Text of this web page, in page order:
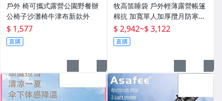
戶外 椅可攜式露營公園野餐辦
公椅子沙灘椅牛津布新款外
$ 1,577
直購
牧高笛睡袋 戶外輕薄露營帳篷
棉抗 加寬單人加厚攬月防寒被
子
$ 2,942~$ 3,122
直購